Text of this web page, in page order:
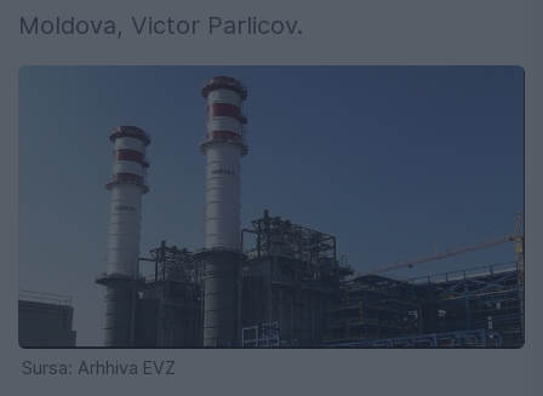
Moldova, Victor Parlicov.
Sursa: Arhhiva EVZ